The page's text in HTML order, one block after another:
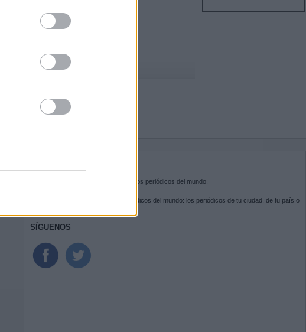
es la puerta de entrada a los periódicos del mundo.
Navega por las portadas de los periódicos del mundo: los periódicos de tu ciudad, de tu país o
SÍGUENOS